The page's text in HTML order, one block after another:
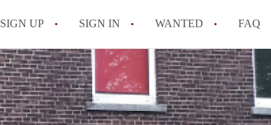
SIGN UP SIGN IN WANTED FAQ
All FAQs